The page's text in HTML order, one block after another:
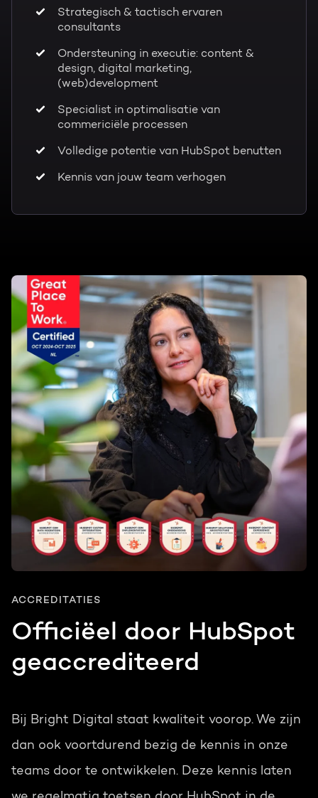
Strategisch & tactisch ervaren
consultants
Ondersteuning in executie: content &
design, digital marketing,
(web)development
Specialist in optimalisatie van
commericiële processen
Volledige potentie van HubSpot benutten
Kennis van jouw team verhogen
ACCREDITATIES
Officiëel door HubSpot
geaccrediteerd
Bij Bright Digital staat kwaliteit voorop. We zijn
dan ook voortdurend bezig de kennis in onze
teams door te ontwikkelen. Deze kennis laten